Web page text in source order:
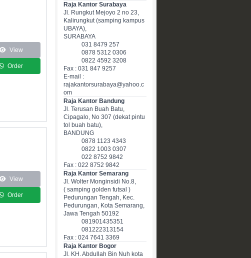
View
Order
View
Order
Raja Kantor Surabaya
Jl. Rungkut Mejoyo 2 no 23,
Kalirungkut (samping kampus
UBAYA),
SURABAYA
031 8479 257
0878 5312 0306
0822 4592 3208
Fax : 031 847 9257
E-mail :
rajakantorsurabaya@yahoo.c
om
Raja Kantor Bandung
Jl. Terusan Buah Batu,
Cipagalo, No 307 (dekat pintu
tol buah batu),
BANDUNG
0878 1123 4343
0822 1003 0307
022 8752 9842
Fax : 022 8752 9842
Raja Kantor Semarang
Jl. Wolter Monginsidi No.8,
( samping golden futsal )
Pedurungan Tengah, Kec.
Pedurungan, Kota Semarang,
Jawa Tengah 50192
081901435351
081222313154
Fax : 024 7641 3369
Raja Kantor Bogor
Jl. KH. Abdullah Bin Nuh kota